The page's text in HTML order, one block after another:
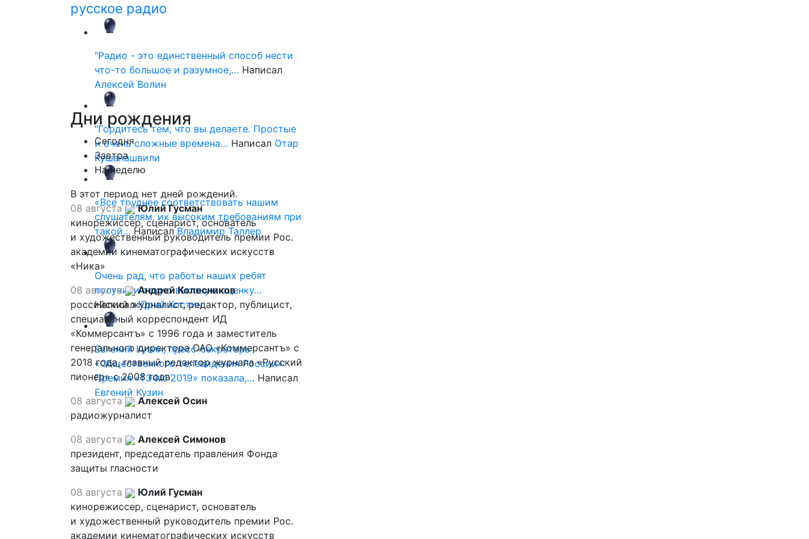
русское радио
"Радио - это единственный способ нести
что-то большое и разумное,… Написал
Алексей Волин
"Гордитесь тем, что вы делаете. Простые
и очень сложные времена… Написал Отар
Кушанашвили
«Все труднее соответствовать нашим
слушателям, их высоким требованиям при
такой… НаписалВладимир Таллер
Очень рад, что работы наших ребят
получили такую высокую оценку…
НаписалЮрий Костин
Евгений Кузин, пресс-секретарь
«Общественного телевидения России»:
Премия «ТЭФИ 2019» показала,… Написал
Евгений Кузин
Дни рождения
Сегодня
Завтра
На неделю
В этот период нет дней рождений.
08 августа
Юлий Гусман
кинорежиссер, сценарист, основатель
и художественный руководитель премии Рос.
академии кинематографических искусств
«Ника»
08 августа
Андрей Колесников
российский журналист, редактор, публицист,
специальный корреспондент ИД
«Коммерсантъ» с 1996 года и заместитель
генерального директора ОАО «Коммерсантъ» с
2018 года, главный редактор журнала «Русский
пионер» с 2008 года
08 августа
Алексей Осин
радиожурналист
08 августа
Алексей Симонов
президент, председатель правления Фонда
защиты гласности
08 августа
Юлий Гусман
кинорежиссер, сценарист, основатель
и художественный руководитель премии Рос.
академии кинематографических искусств